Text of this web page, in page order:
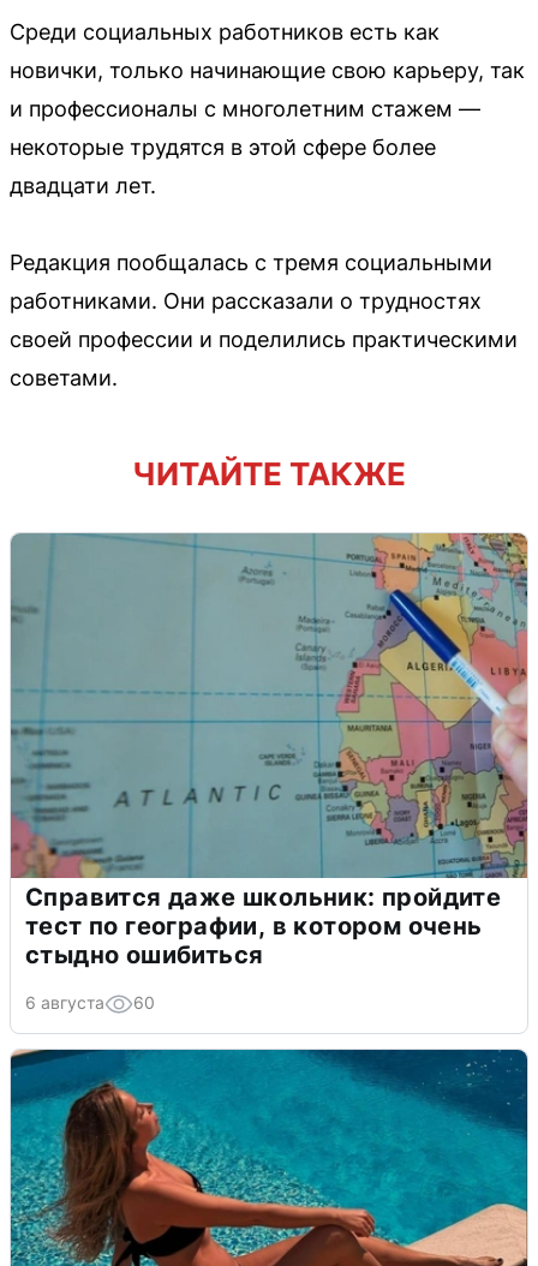
Среди социальных работников есть как
новички, только начинающие свою карьеру, так
и профессионалы с многолетним стажем —
некоторые трудятся в этой сфере более
двадцати лет.
Редакция пообщалась с тремя социальными
работниками. Они рассказали о трудностях
своей профессии и поделились практическими
советами.
ЧИТАЙТЕ ТАКЖЕ
Справится даже школьник: пройдите
тест по географии, в котором очень
стыдно ошибиться
6 августа 60